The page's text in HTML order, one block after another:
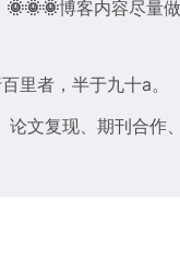
🌞🌞🌞博客内容尽量
里者，半于九十a。
论文复现、期刊合作